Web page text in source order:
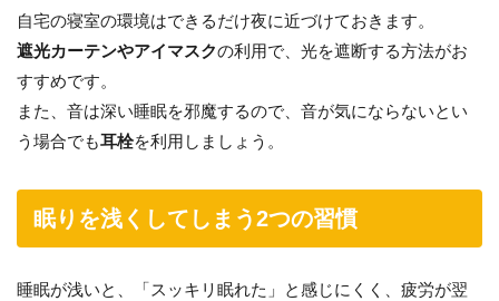
自宅の寝室の環境はできるだけ夜に近づけておきます。
遮光カーテンやアイマスクの利用で、光を遮断する方法がお
すすめです。
また、音は深い睡眠を邪魔するので、音が気にならないとい
う場合でも耳栓を利用しましょう。
眠りを浅くしてしまう2つの習慣
睡眠が浅いと、「スッキリ眠れた」と感じにくく、疲労が翌